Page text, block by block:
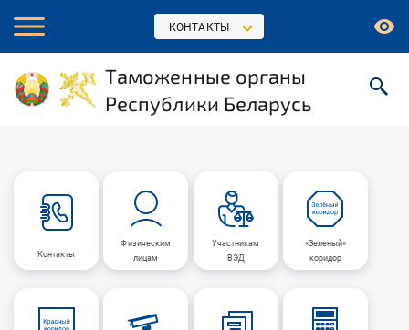
КОНТАКТЫ
Таможенные органы
Республики Беларусь
Контакты
Физическим
лицам
Участникам
ВЭД
«Зеленый»
коридор